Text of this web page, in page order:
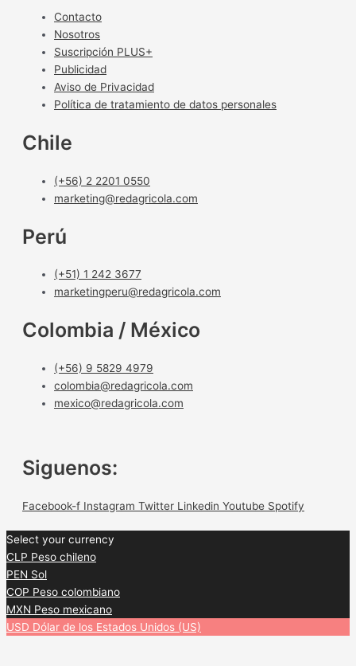
Contacto
Nosotros
Suscripción PLUS+
Publicidad
Aviso de Privacidad
Política de tratamiento de datos personales
Chile
(+56) 2 2201 0550
marketing@redagricola.com
Perú
(+51) 1 242 3677
marketingperu@redagricola.com
Colombia / México
(+56) 9 5829 4979
colombia@redagricola.com
mexico@redagricola.com
Siguenos:
Facebook-f Instagram Twitter Linkedin Youtube Spotify
Select your currency
CLP Peso chileno
PEN Sol
COP Peso colombiano
MXN Peso mexicano
USD Dólar de los Estados Unidos (US)